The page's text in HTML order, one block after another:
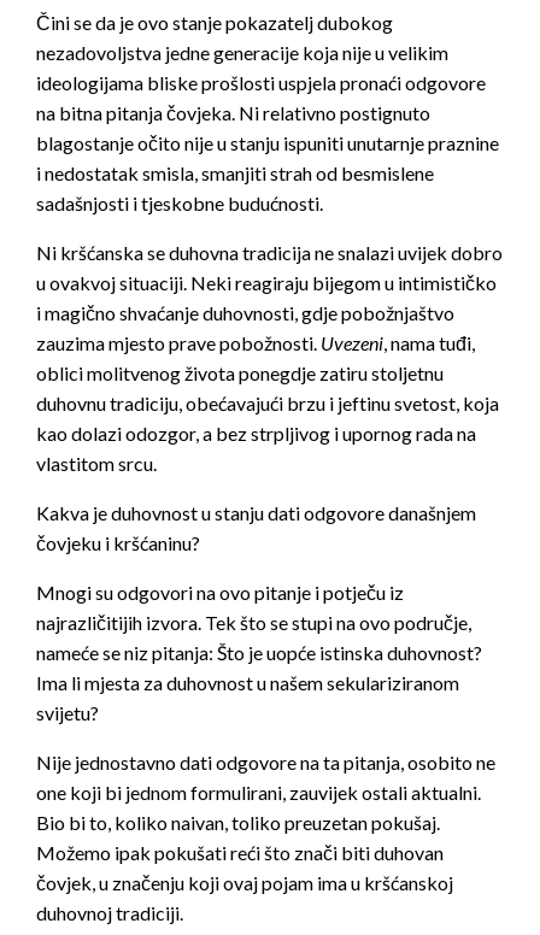
Čini se da je ovo stanje pokazatelj dubokog
nezadovoljstva jedne generacije koja nije u velikim
ideologijama bliske prošlosti uspjela pronaći odgovore
na bitna pitanja čovjeka. Ni relativno postignuto
blagostanje očito nije u stanju ispuniti unutarnje praznine
i nedostatak smisla, smanjiti strah od besmislene
sadašnjosti i tjeskobne budućnosti.
Ni kršćanska se duhovna tradicija ne snalazi uvijek dobro
u ovakvoj situaciji. Neki reagiraju bijegom u intimističko
i magično shvaćanje duhovnosti, gdje pobožnjaštvo
zauzima mjesto prave pobožnosti. Uvezeni , nama tuđi,
oblici molitvenog života ponegdje zatiru stoljetnu
duhovnu tradiciju, obećavajući brzu i jeftinu svetost, koja
kao dolazi odozgor, a bez strpljivog i upornog rada na
vlastitom srcu.
Kakva je duhovnost u stanju dati odgovore današnjem
čovjeku i kršćaninu?
Mnogi su odgovori na ovo pitanje i potječu iz
najrazličitijih izvora. Tek što se stupi na ovo područje,
nameće se niz pitanja: Što je uopće istinska duhovnost?
Ima li mjesta za duhovnost u našem sekulariziranom
svijetu?
Nije jednostavno dati odgovore na ta pitanja, osobito ne
one koji bi jednom formulirani, zauvijek ostali aktualni.
Bio bi to, koliko naivan, toliko preuzetan pokušaj.
Možemo ipak pokušati reći što znači biti duhovan
čovjek, u značenju koji ovaj pojam ima u kršćanskoj
duhovnoj tradiciji.